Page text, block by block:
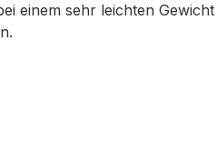
einem sehr leichten